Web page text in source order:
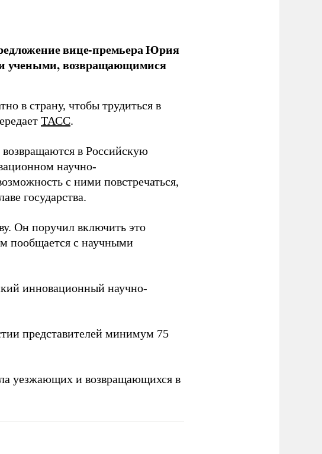
вице-премьера Юрия
учеными, возвращающимися
в страну, чтобы трудиться в
ТАСС.
в Российскую
научно-
с ними повстречаться,
государства.
Он поручил включить это
пообщается с научными
инновационный научно-
представителей минимум 75
уезжающих и возвращающихся в